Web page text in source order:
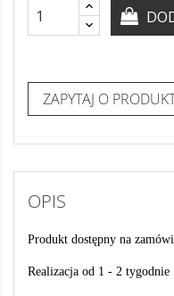
OPIS
Produkt dostępny na
Realizacja od 1 - 2 tygodnie
ZAPYTAJ O